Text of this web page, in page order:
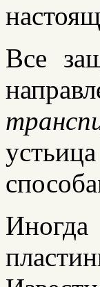
Все